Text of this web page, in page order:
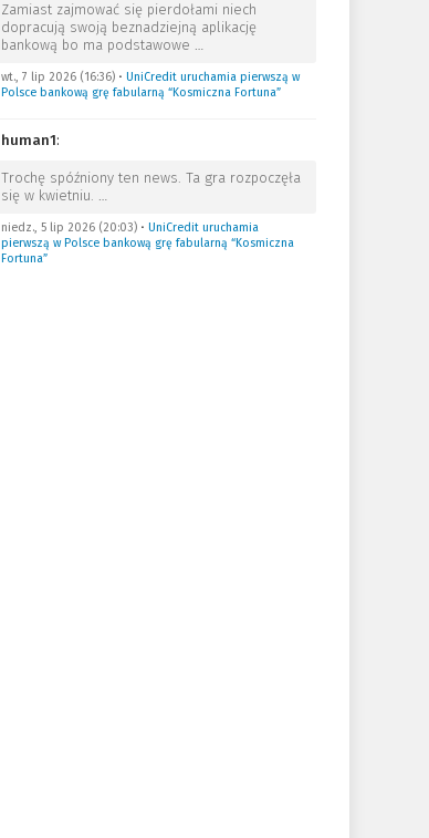
Zamiast zajmować się pierdołami niech
dopracują swoją beznadziejną aplikację
bankową bo ma podstawowe …
wt., 7 lip 2026 (16:36)• UniCredit uruchamia pierwszą w
Polsce bankową grę fabularną “Kosmiczna Fortuna”
human1:
Trochę spóźniony ten news. Ta gra rozpoczęła
się w kwietniu. …
niedz., 5 lip 2026 (20:03)• UniCredit uruchamia
pierwszą w Polsce bankową grę fabularną “Kosmiczna
Fortuna”